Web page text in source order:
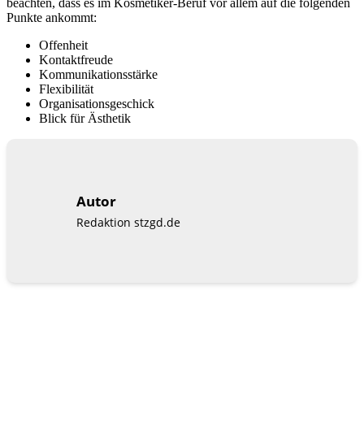
beachten, dass es im Kosmetiker-Beruf vor allem auf die folgenden
Punkte ankommt:
Offenheit
Kontaktfreude
Kommunikationsstärke
Flexibilität
Organisationsgeschick
Blick für Ästhetik
Autor
Redaktion stzgd.de